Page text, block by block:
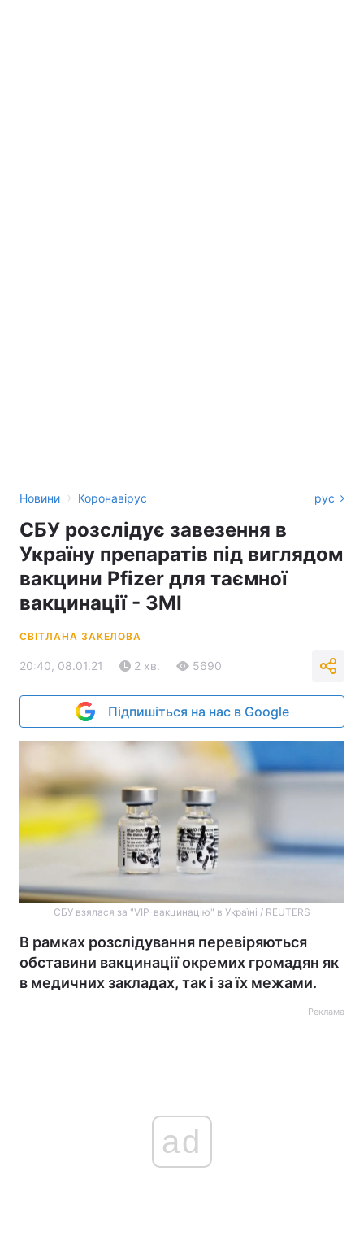
Новини › Коронавірус рус
СБУ розслідує завезення в
Україну препаратів під виглядом
вакцини Pfizer для таємної
вакцинації - ЗМІ
СВІТЛАНА ЗАКЕЛОВА
20:40, 08.01.21 2 хв. 5690
Підпишіться на нас в Google
CБУ взялася за "VIP-вакцинацію" в Україні / REUTERS
В рамках розслідування перевіряються
обставини вакцинації окремих громадян як
в медичних закладах, так і за їх межами.
Реклама
ad